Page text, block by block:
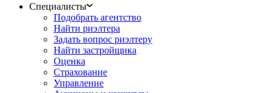
Специалисты
Подобрать агентство
Найти риэлтера
Задать вопрос риэлтеру
Найти застройщика
Оценка
Страхование
Управление